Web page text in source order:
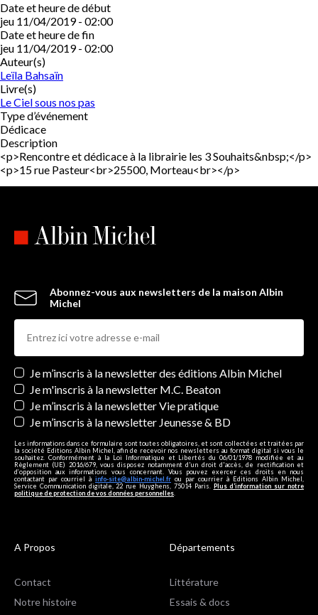
Date et heure de début
jeu 11/04/2019 - 02:00
Date et heure de fin
jeu 11/04/2019 - 02:00
Auteur(s)
Leïla Bahsaïn
Livre(s)
Le Ciel sous nos pas
Type d’événement
Dédicace
Description
<p>Rencontre et dédicace à la librairie les 3 Souhaits&nbsp;</p>
<p>15 rue Pasteur<br>25500, Morteau<br></p>
Abonnez-vous aux newsletters de la maison Albin
Michel
Newsletters
Je m’inscris à la newsletter des éditions Albin Michel
Je m'inscris à la newsletter M.C. Beaton
Je m’inscris à la newsletter Vie pratique
Je m’inscris à la newsletter Jeunesse & BD
Les informations dans ce formulaire sont toutes obligatoires, et sont collectées et traitées par
la société Editions Albin Michel, afin de recevoir nos newsletters au format digital si vous le
souhaitez. Conformément à la Loi Informatique et Libertés du 06/01/1978 modifiée et au
Règlement (UE) 2016/679, vous disposez notamment d'un droit d'accès, de rectification et
d’opposition aux informations vous concernant. Vous pouvez exercer ces droits en nous
contactant par courriel à info-site@albin-michel.fr ou par courrier à Editions Albin Michel,
Service Communication digitale, 22 rue Huyghens, 75014 Paris. Plus d’information sur notre
politique de protection de vos données personnelles
A Propos
Contact
Notre histoire
Départements
Littérature
Essais & docs